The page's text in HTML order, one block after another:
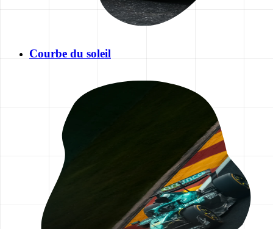
Courbe du soleil